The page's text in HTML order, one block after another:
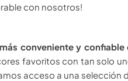
con nosotros!
conveniente y
favoritos con tan solo
acceso a una selección